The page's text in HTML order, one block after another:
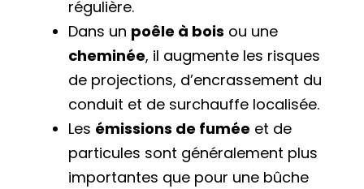
régulière.
Dans un poêle à bois ou une
cheminée, il augmente les risques
de projections, d’encrassement du
conduit et de surchauffe localisée.
Les émissions de fumée et de
particules sont généralement plus
importantes que pour une bûche